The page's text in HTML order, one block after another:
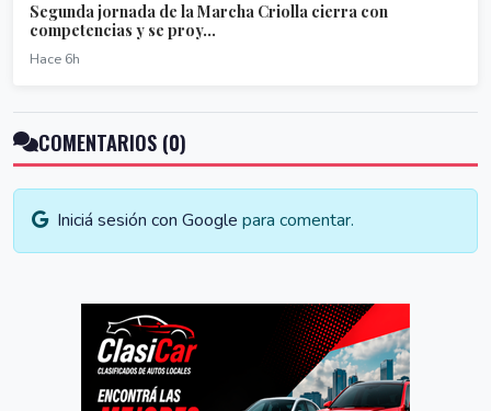
Segunda jornada de la Marcha Criolla cierra con
competencias y se proy...
Hace 6h
COMENTARIOS (0)
Iniciá sesión con Google para comentar.